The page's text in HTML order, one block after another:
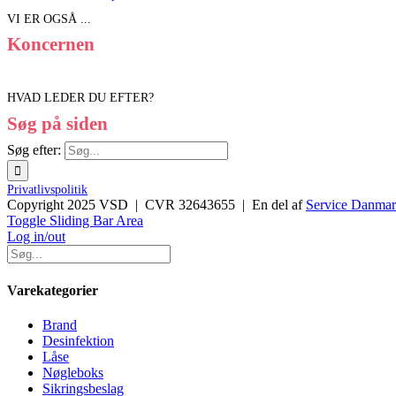
VI ER OGSÅ ...
Koncernen
HVAD LEDER DU EFTER?
Søg på siden
Søg efter:
Privatlivspolitik
Copyright 2025 VSD | CVR 32643655 | En del af Service
Toggle Sliding Bar Area
Log in/out
Varekategorier
Brand
Desinfektion
Låse
Nøgleboks
Sikringsbeslag